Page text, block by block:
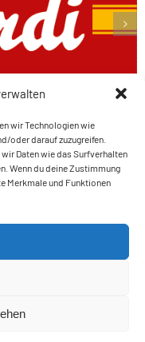
wir Technologien wie
oder darauf zuzugreifen.
Daten wie das Surfverhalten
Wenn du deine Zustimmung
Merkmale und Funktionen
AUER / ORA (BZ)
fisc. 03229610211